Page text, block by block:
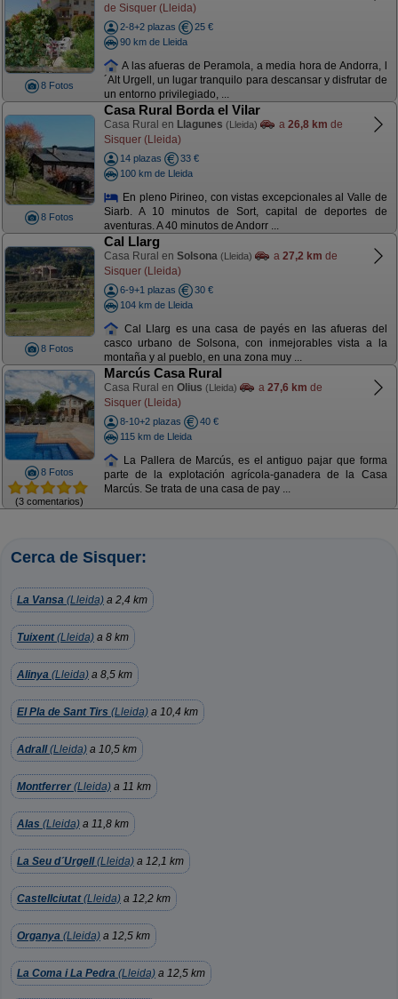
8 Fotos
de Sisquer (Lleida)
2-8+2 plazas
25 €
90 km de Lleida
A las afueras de Peramola, a media hora de Andorra, l
´Alt Urgell, un lugar tranquilo para descansar y disfrutar de
un entorno privilegiado, ...
8 Fotos
Casa Rural Borda el Vilar
Casa Rural en Llagunes (Lleida) a 26,8 km de
Sisquer (Lleida)
14 plazas
33 €
100 km de Lleida
En pleno Pirineo, con vistas excepcionales al Valle de
Siarb. A 10 minutos de Sort, capital de deportes de
aventuras. A 40 minutos de Andorr ...
8 Fotos
Cal Llarg
Casa Rural en Solsona (Lleida) a 27,2 km de
Sisquer (Lleida)
6-9+1 plazas
30 €
104 km de Lleida
Cal Llarg es una casa de payés en las afueras del
casco urbano de Solsona, con inmejorables vista a la
montaña y al pueblo, en una zona muy ...
8 Fotos
(3 comentarios)
Marcús Casa Rural
Casa Rural en Olius (Lleida) a 27,6 km de
Sisquer (Lleida)
8-10+2 plazas
40 €
115 km de Lleida
La Pallera de Marcús, es el antiguo pajar que forma
parte de la explotación agrícola-ganadera de la Casa
Marcús. Se trata de una casa de pay ...
Cerca de Sisquer:
La Vansa (Lleida) a 2,4 km
Tuixent(Lleida) a 8 km
Alinya (Lleida) a 8,5 km
El Pla de Sant Tirs (Lleida) a 10,4 km
Adrall(Lleida) a 10,5 km
Montferrer (Lleida) a 11 km
Alas (Lleida) a 11,8 km
La Seu d´Urgell(Lleida) a 12,1 km
Castellciutat(Lleida) a 12,2 km
Organya (Lleida) a 12,5 km
La Coma i La Pedra (Lleida) a 12,5 km